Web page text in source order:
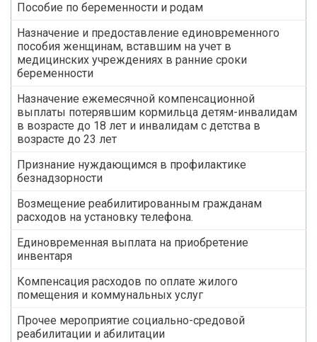
Пособие по беременности и родам
Назначение и предоставление единовременного
пособия женщинам, вставшим на учет в
медицинских учреждениях в ранние сроки
беременности
Назначение ежемесячной компенсационной
выплаты потерявшим кормильца детям-инвалидам
в возрасте до 18 лет и инвалидам с детства в
возрасте до 23 лет
Признание нуждающимся в профилактике
безнадзорности
Возмещение реабилитированным гражданам
расходов на установку телефона.
Единовременная выплата на приобретение
инвентаря
Компенсация расходов по оплате жилого
помещения и коммунальных услуг
Прочее мероприятие социально-средовой
реабилитации и абилитации